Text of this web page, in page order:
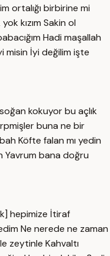
ortalığı birbirine mi
kızım Sakin ol
Hadi maşallah
misin İyi değilim işte
kokuyor bu açlık
buna ne bir
Köfte falan mı yedin
Yavrum bana doğru
hepimize İtiraf
Ne nerede ne zaman
zeytinle Kahvaltı